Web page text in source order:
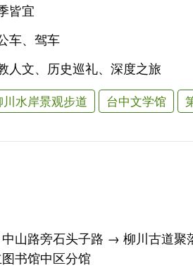
皆宜
车、驾车
人文、历史巡礼、深度之旅
川水岸景观步道 台中文学馆
山路旁石头子路 → 柳川古道
书馆中区分馆